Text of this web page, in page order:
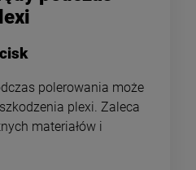
polerowania może
plexi. Zaleca
materiałów i